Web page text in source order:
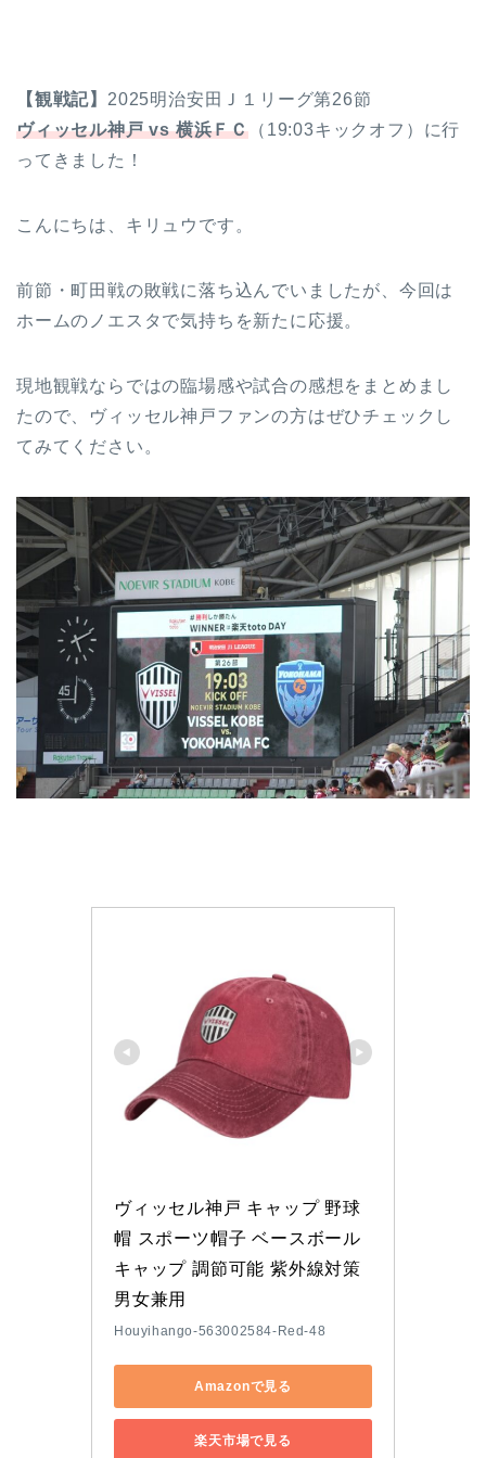
【観戦記】 2025明治安田Ｊ１リーグ第26節
ヴィッセル神戸 vs 横浜ＦＣ （19:03キックオフ）に行
ってきました！
こんにちは、キリュウです。
前節・町田戦の敗戦に落ち込んでいましたが、今回は
ホームのノエスタで気持ちを新たに応援。
現地観戦ならではの臨場感や試合の感想をまとめまし
たので、ヴィッセル神戸ファンの方はぜひチェックし
てみてください。
ヴィッセル神戸 キャップ 野球
帽 スポーツ帽子 ベースボール
キャップ 調節可能 紫外線対策
男女兼用
Houyihango-563002584-Red-48
Amazonで見る
楽天市場で見る